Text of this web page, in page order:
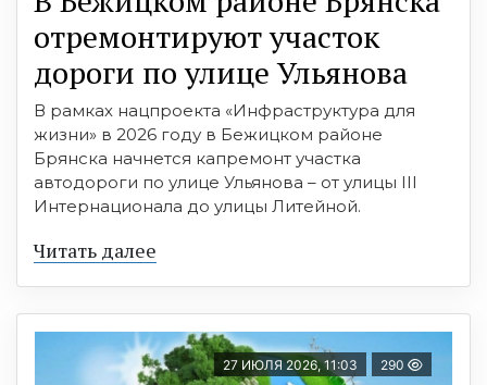
отремонтируют участок
дороги по улице Ульянова
В рамках нацпроекта «Инфраструктура для
жизни» в 2026 году в Бежицком районе
Брянска начнется капремонт участка
автодороги по улице Ульянова – от улицы III
Интернационала до улицы Литейной.
Читать далее
27 ИЮЛЯ 2026, 11:03 290